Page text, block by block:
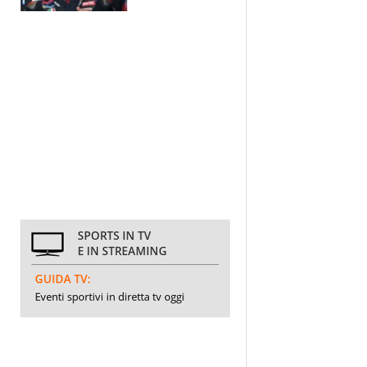
SPORTS IN TV
E IN STREAMING
GUIDA TV:
Eventi sportivi in diretta tv oggi